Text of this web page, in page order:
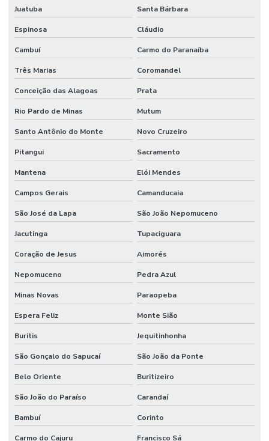
Manômetro De Pressão
Manômetro De Pressão Com Caixa Em Inox
Manutenção De Equipamentos Hidráulicos
Motor Hidráulico
Óleo De Motor
Óleo Direção
Óleo Hidráulico
Óleo Hidráulico Para Direção
Onde Comprar Ponteira De Direção
Onde Comprar Retentor Para Máquinas
Onde Encontrar Anel Backup Nitrica
Onde Encontrar Anel Quadrado De Borracha Em Minas
Onde Encontrar Reparo Para Cilindro Hidráulico
Pistom Hidráulico
Ponteira De Direção
Preços De Terminal Hidraulico Macho Fixo Npt
Preços De Válvula Reguladora De Fluxo Em Minas Gerais
Raspador Hidráulico
Juatuba Santa Bárbara
Espinosa Cláudio
Cambuí Carmo do Paranaíba
Três Marias Coromandel
Conceição das Alagoas Prata
Rio Pardo de Minas Mutum
Santo Antônio do Monte Novo Cruzeiro
Pitangui Sacramento
Mantena Elói Mendes
Campos Gerais Camanducaia
São José da Lapa São João Nepomuceno
Jacutinga Tupaciguara
Coração de Jesus Aimorés
Nepomuceno Pedra Azul
Minas Novas Paraopeba
Espera Feliz Monte Sião
Buritis Jequitinhonha
São Gonçalo do Sapucaí São João da Ponte
Belo Oriente Buritizeiro
São João do Paraíso Carandaí
Bambuí Corinto
Carmo do Cajuru Francisco Sá